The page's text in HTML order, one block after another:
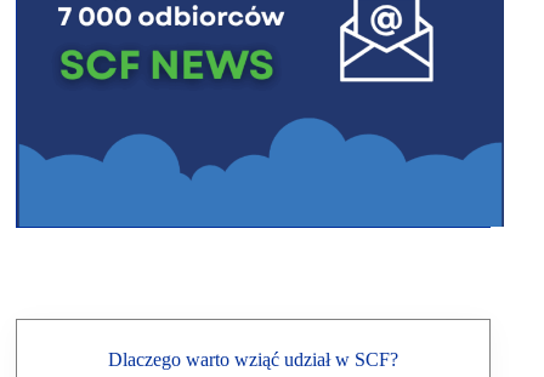
Dlaczego warto wziąć udział w SCF?